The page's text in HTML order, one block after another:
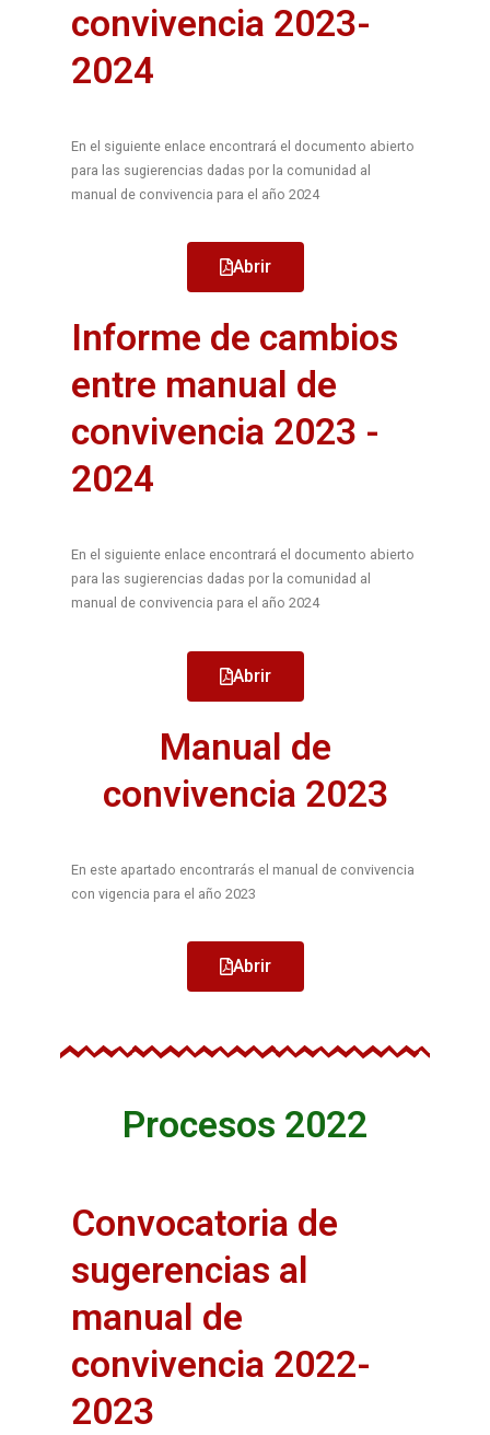
convivencia 2023-
2024
En el siguiente enlace encontrará el documento abierto
para las sugierencias dadas por la comunidad al
manual de convivencia para el año 2024
Abrir
Informe de cambios
entre manual de
convivencia 2023 -
2024
En el siguiente enlace encontrará el documento abierto
para las sugierencias dadas por la comunidad al
manual de convivencia para el año 2024
Abrir
Manual de
convivencia 2023
En este apartado encontrarás el manual de convivencia
con vigencia para el año 2023
Abrir
Procesos 2022
Convocatoria de
sugerencias al
manual de
convivencia 2022-
2023